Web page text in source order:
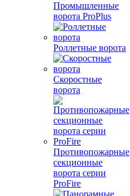
Промышленные
ворота ProPlus
Роллетные ворота
Скоростные
ворота
Противопожарные
секционные
ворота серии
ProFire